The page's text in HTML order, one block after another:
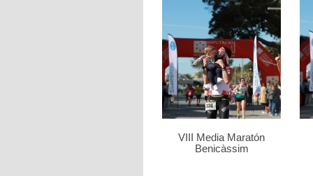
VIII Media Maratón
Benicàssim